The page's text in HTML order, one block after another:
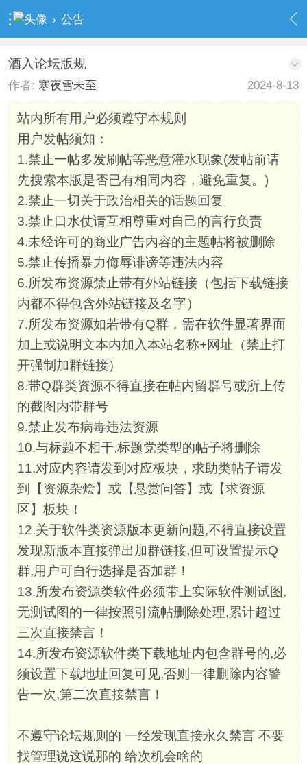
› 公告
酒入论坛版规
作者: 寒夜雪未至 2024-8-13
站内所有用户必须遵守本规则
用户发帖须知：
1.禁止一帖多发刷帖等恶意灌水现象(发帖前请
先搜索本版是否已有相同内容，避免重复。)
2.禁止一切关于政治相关的话题回复
3.禁止口水仗请互相尊重对自己的言行负责
4.未经许可的商业广告内容的主题帖将被删除
5.禁止传播暴力侮辱诽谤等违法内容
6.所发布资源禁止带有外站链接（包括下载链接
内都不得包含外站链接及名字）
7.所发布资源如若带有Q群，需在软件显著界面
加上或说明文本内加入本站名称+网址（禁止打
开强制加群链接）
8.带Q群类资源不得直接在帖内留群号或所上传
的截图内带群号
9.禁止发布病毒违法资源
10.与标题不相干,标题党类型的帖子将删除
11.对应内容请发到对应板块，求助类帖子请发
到【资源杂烩】或【悬赏问答】或【求资源
区】板块！
12.关于软件类资源版本更新问题,不得直接设置
发现新版本直接弹出加群链接,但可设置提示Q
群,用户可自行选择是否加群！
13.所发布资源类软件必须带上实际软件测试图,
无测试图的一律按照引流帖删除处理,累计超过
三次直接禁言！
14.所发布资源软件类下载地址内包含群号的,必
须设置下载地址回复可见,否则一律删除内容警
告一次,第二次直接禁言！
不遵守论坛规则的 一经发现直接永久禁言 不要
找管理说这说那的 给次机会啥的